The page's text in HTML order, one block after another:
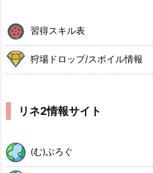
習得スキル表
狩場ドロップ/スポイル情報
リネ2情報サイト
(む)ぶろぐ